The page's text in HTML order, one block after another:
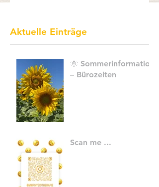
Aktuelle Einträge
🌞 Sommerinformation
– Bürozeiten
Scan me ...